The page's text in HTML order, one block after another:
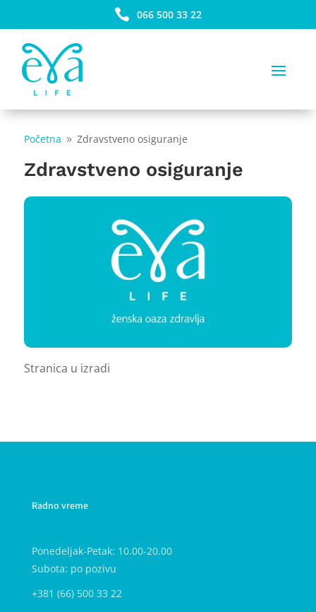
 066 500 33 22
Početna 9 Zdravstveno osiguranje
Zdravstveno osiguranje
Stranica u izradi
Radno vreme
Ponedeljak-Petak: 10.00-20.00
Subota: po pozivu
+381 (66) 500 33 22